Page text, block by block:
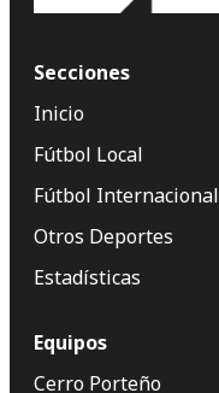
Secciones
Inicio
Fútbol Local
Fútbol Internacional
Otros Deportes
Estadísticas
Equipos
Cerro Porteño